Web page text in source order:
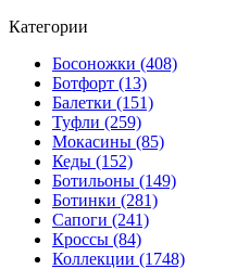
Категории
Босоножки (408)
Ботфорт (13)
Балетки (151)
Туфли (259)
Мокасины (85)
Кеды (152)
Ботильоны (149)
Ботинки (281)
Сапоги (241)
Кроссы (84)
Коллекции (1748)